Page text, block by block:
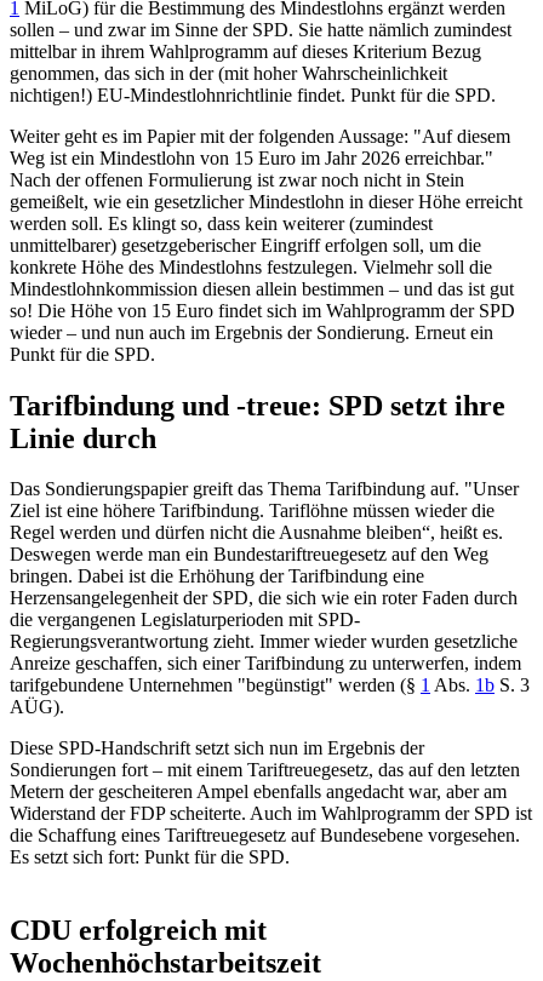
1 MiLoG) für die Bestimmung des Mindestlohns ergänzt werden
sollen – und zwar im Sinne der SPD. Sie hatte nämlich zumindest
mittelbar in ihrem Wahlprogramm auf dieses Kriterium Bezug
genommen, das sich in der (mit hoher Wahrscheinlichkeit
nichtigen!) EU-Mindestlohnrichtlinie findet. Punkt für die SPD.
Weiter geht es im Papier mit der folgenden Aussage: "Auf diesem
Weg ist ein Mindestlohn von 15 Euro im Jahr 2026 erreichbar."
Nach der offenen Formulierung ist zwar noch nicht in Stein
gemeißelt, wie ein gesetzlicher Mindestlohn in dieser Höhe erreicht
werden soll. Es klingt so, dass kein weiterer (zumindest
unmittelbarer) gesetzgeberischer Eingriff erfolgen soll, um die
konkrete Höhe des Mindestlohns festzulegen. Vielmehr soll die
Mindestlohnkommission diesen allein bestimmen – und das ist gut
so! Die Höhe von 15 Euro findet sich im Wahlprogramm der SPD
wieder – und nun auch im Ergebnis der Sondierung. Erneut ein
Punkt für die SPD.
Tarifbindung und -treue: SPD setzt ihre
Linie durch
Das Sondierungspapier greift das Thema Tarifbindung auf. "Unser
Ziel ist eine höhere Tarifbindung. Tariflöhne müssen wieder die
Regel werden und dürfen nicht die Ausnahme bleiben“, heißt es.
Deswegen werde man ein Bundestariftreuegesetz auf den Weg
bringen. Dabei ist die Erhöhung der Tarifbindung eine
Herzensangelegenheit der SPD, die sich wie ein roter Faden durch
die vergangenen Legislaturperioden mit SPD-
Regierungsverantwortung zieht. Immer wieder wurden gesetzliche
Anreize geschaffen, sich einer Tarifbindung zu unterwerfen, indem
tarifgebundene Unternehmen "begünstigt" werden (§ 1 Abs. 1b S. 3
AÜG).
Diese SPD-Handschrift setzt sich nun im Ergebnis der
Sondierungen fort – mit einem Tariftreuegesetz, das auf den letzten
Metern der gescheiteren Ampel ebenfalls angedacht war, aber am
Widerstand der FDP scheiterte. Auch im Wahlprogramm der SPD ist
die Schaffung eines Tariftreuegesetz auf Bundesebene vorgesehen.
Es setzt sich fort: Punkt für die SPD.
CDU erfolgreich mit
Wochenhöchstarbeitszeit